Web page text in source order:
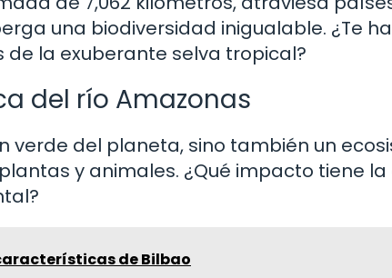
una biodiversidad inigualable. ¿Te
la exuberante selva tropical?
del río Amazonas
verde del planeta, sino también un
y animales. ¿Qué impacto tiene
de Bilbao